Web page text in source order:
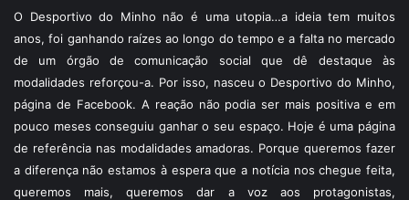
O Desportivo do Minho não é uma utopia…a ideia tem muitos
anos, foi ganhando raízes ao longo do tempo e a falta no mercado
de um órgão de comunicação social que dê destaque às
modalidades reforçou-a. Por isso, nasceu o Desportivo do Minho,
página de Facebook. A reação não podia ser mais positiva e em
pouco meses conseguiu ganhar o seu espaço. Hoje é uma página
de referência nas modalidades amadoras. Porque queremos fazer
a diferença não estamos à espera que a notícia nos chegue feita,
queremos mais, queremos dar a voz aos protagonistas,